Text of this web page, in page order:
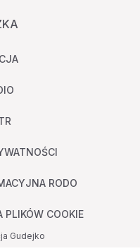
RODO
PLIKÓW COOKIE
Gudejko